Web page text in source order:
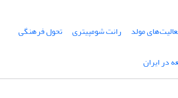
مولد رانت شومپیتری
تحول فرهنگی
در ایران